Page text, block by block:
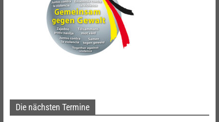
Die nächsten Termine